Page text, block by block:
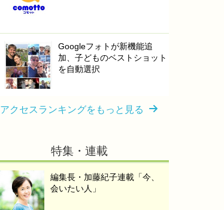
Googleフォトが新機能追
加、子どものベストショット
を自動選択
アクセスランキングをもっと見る
特集・連載
編集長・加藤紀子連載「今、
会いたい人」